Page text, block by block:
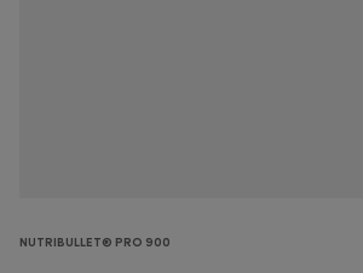
NUTRIBULLET® PRO 900